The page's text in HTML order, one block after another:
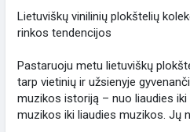
Lietuviškų vinilinių plokštelių
rinkos tendencijos
Pastaruoju metu lietuviškų
tarp vietinių ir užsienyje
muzikos istoriją – nuo liaudies
muzikos iki liaudies muzikos. Jų